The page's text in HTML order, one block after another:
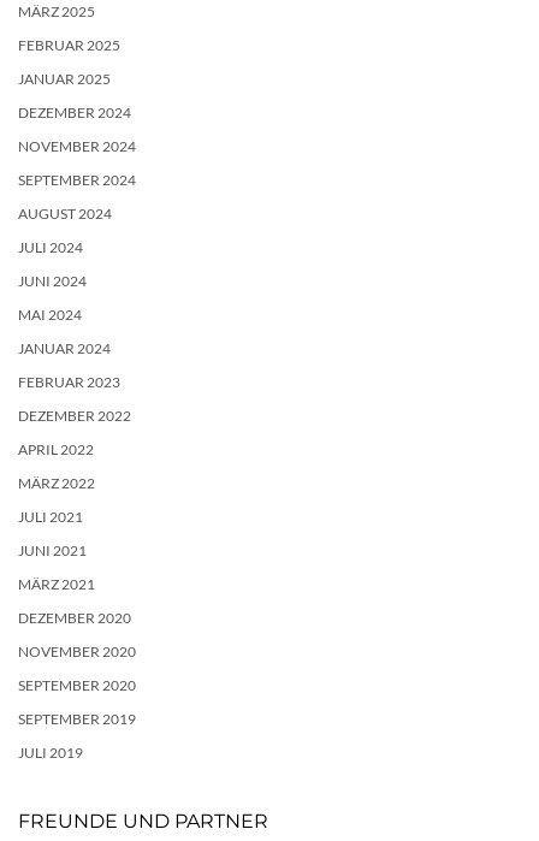
MÄRZ 2025
FEBRUAR 2025
JANUAR 2025
DEZEMBER 2024
NOVEMBER 2024
SEPTEMBER 2024
AUGUST 2024
JULI 2024
JUNI 2024
MAI 2024
JANUAR 2024
FEBRUAR 2023
DEZEMBER 2022
APRIL 2022
MÄRZ 2022
JULI 2021
JUNI 2021
MÄRZ 2021
DEZEMBER 2020
NOVEMBER 2020
SEPTEMBER 2020
SEPTEMBER 2019
JULI 2019
FREUNDE UND PARTNER